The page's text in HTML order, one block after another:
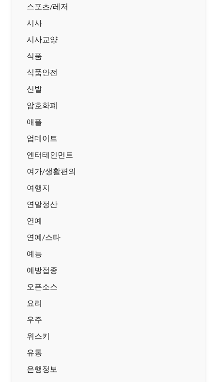
스포츠/레저
시사
시사교양
식품
식품안전
신발
암호화폐
애플
업데이트
엔터테인먼트
여가/생활편의
여행지
연말정산
연예
연예/스타
예능
예방접종
오픈소스
요리
우주
위스키
유통
은행정보